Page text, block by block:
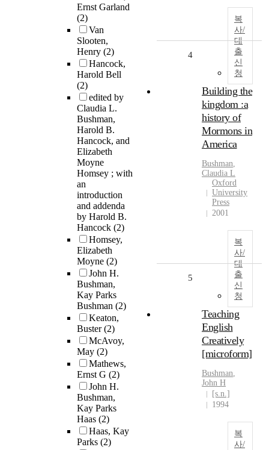
Ernst Garland
(2)
Van
Slooten,
Henry (2)
Hancock,
Harold Bell
(2)
edited by
Claudia L.
Bushman,
Harold B.
Hancock, and
Elizabeth
Moyne
Homsey ; with
an
introduction
and addenda
by Harold B.
Hancock (2)
Homsey,
Elizabeth
Moyne (2)
John H.
Bushman,
Kay Parks
Bushman (2)
Keaton,
Buster(2)
McAvoy,
May (2)
Mathews,
Ernst G (2)
John H.
Bushman,
Kay Parks
Haas (2)
Haas, Kay
Parks (2)
복
사/
대
출
신
청
4
Building the
kingdom :a
history of
Mormons in
America
Bushman,
Claudia L
Oxford
University
Press
2001
복
사/
대
출
신
청
5
Teaching
English
Creatively
[microform]
Bushman,
John H
[s.n.]
1994
복
사/